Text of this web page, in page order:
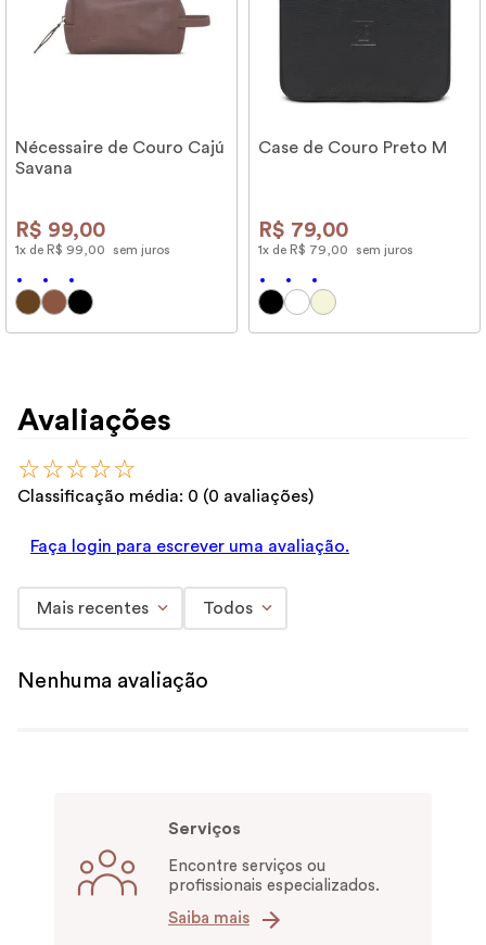
Nécessaire de Couro Cajú
Savana
R$ 99,00
1x de R$ 99 00 sem juros
Case de Couro Preto M
R$ 79,00
1x de R$ 79 00 sem juros
Avaliações
☆☆☆☆☆
Classificação média: 0 (0 avaliações)
Faça login para escrever uma avaliação.
Mais recentes Todos
Nenhuma avaliação
Serviços
Encontre serviços ou
profissionais especializados.
Saiba mais